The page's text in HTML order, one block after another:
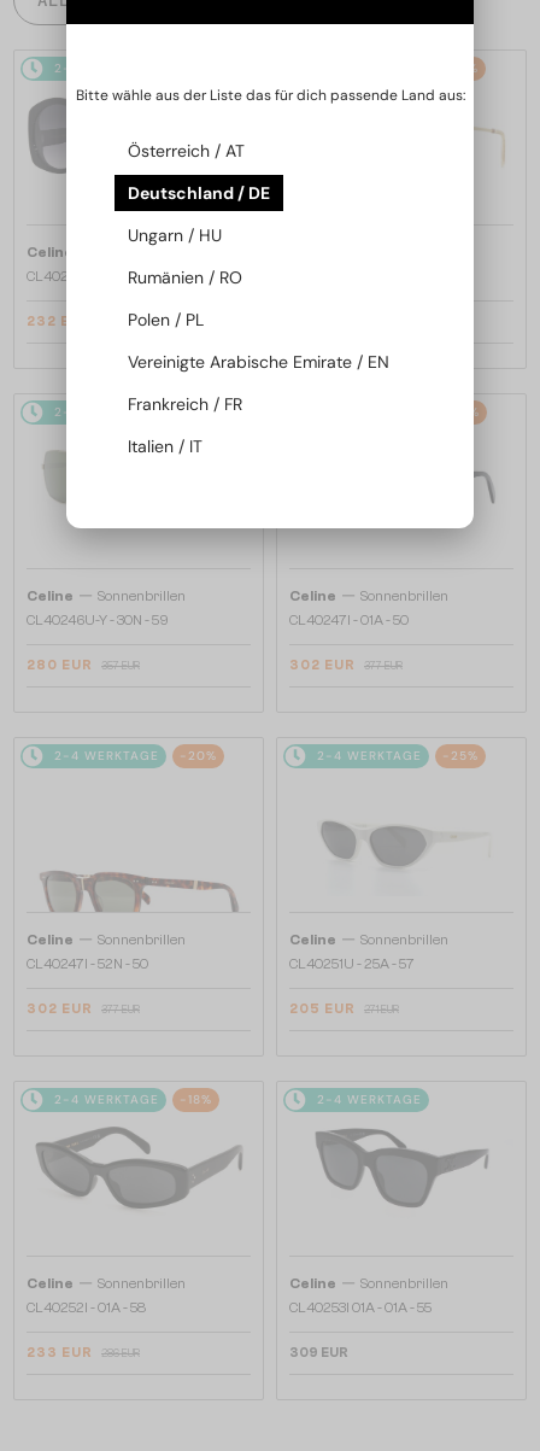
2-4 WERKTAGE
Celine
CL40242I - 01B - 53
232 EUR 290 EUR
-22%
2-4 WERKTAGE -22%
Celine — Sonnenbrillen
CL40246U-Y - 30N - 59
280 EUR 357 EUR
-20%
Celine — Sonnenbrillen
CL40247I - 01A - 50
302 EUR 377 EUR
2-4 WERKTAGE -20%
Celine — Sonnenbrillen
CL40247I - 52N - 50
302 EUR 377 EUR
2-4 WERKTAGE -25%
Celine — Sonnenbrillen
CL40251U - 25A - 57
205 EUR 271 EUR
2-4 WERKTAGE -18%
Celine — Sonnenbrillen
CL40252I - 01A - 58
233 EUR 286 EUR
2-4 WERKTAGE
Celine — Sonnenbrillen
CL40253I 01A - 01A - 55
309 EUR
Bitte wähle aus der Liste das für dich passende Land aus:
Österreich / AT
Deutschland / DE
Ungarn / HU
Rumänien / RO
Polen / PL
Vereinigte Arabische Emirate / EN
Frankreich / FR
Italien / IT